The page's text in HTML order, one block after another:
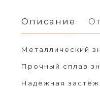
Описание
Металлический
Прочный сплав
Надёжная